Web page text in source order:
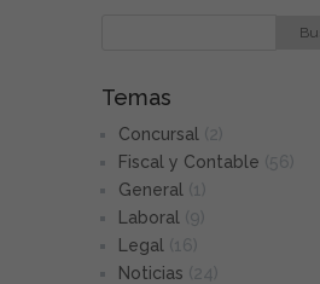
Temas
Concursal
(2)
Fiscal y Contable (56)
General
(1)
Laboral
(9)
Legal
(16)
Noticias (24)